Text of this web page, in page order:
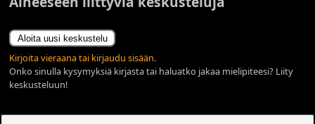
Aloita uusi keskustelu
Kirjoita vieraana tai kirjaudu sisään.
Onko sinulla kysymyksiä kirjasta tai haluatko jakaa mielipiteesi? Liity
keskusteluun!